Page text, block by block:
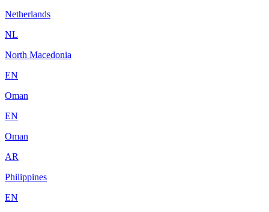
Netherlands
NL
North Macedonia
EN
Oman
EN
Oman
AR
Philippines
EN